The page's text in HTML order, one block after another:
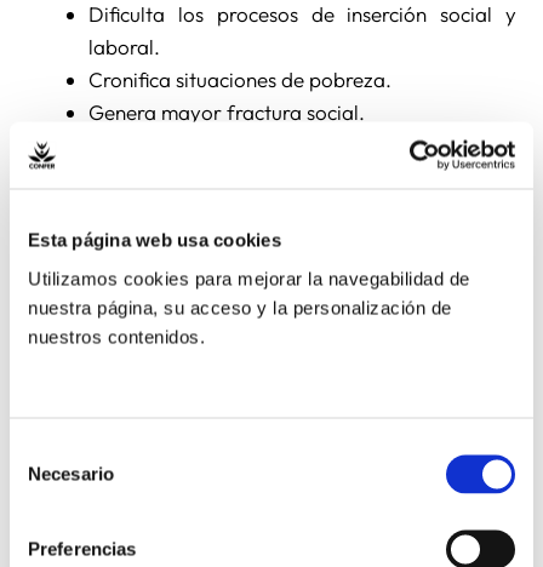
Esta página web usa cookies
Utilizamos cookies para mejorar la navegabilidad de
nuestra página, su acceso y la personalización de
nuestros contenidos.
Necesario
Preferencias
Dificulta los procesos de inserción social y
laboral.
Cronifica situaciones de pobreza.
Genera mayor fractura social.
El acceso al transporte no es un privilegio, sino una
social. Igualmente, las pertenencias de una persona
sin hogar no son objetos prescindibles, sino suúnico
espacio de seguridad e identidad.
acompañamiento y protección